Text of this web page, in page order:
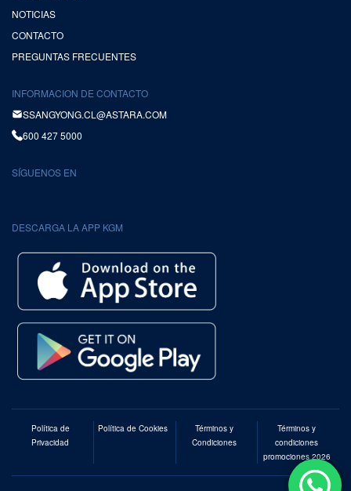
NOTICIAS
CONTACTO
PREGUNTAS FRECUENTES
INFORMACION DE CONTACTO
SSANGYONG.CL@ASTARA.COM
600 427 5000
SÍGUENOS EN
DESCARGA LA APP KGM
Política de
Privacidad
Política de Cookies
Términos y
Condiciones
Términos y
condiciones
promociones 2026